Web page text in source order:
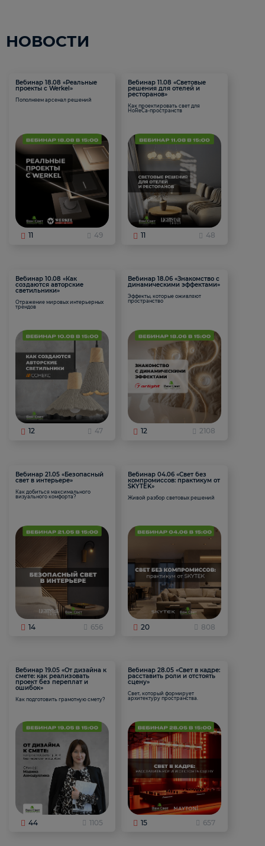
НОВОСТИ
Вебинар 18.08 «Реальные
проекты с Werkel»
Пополняем арсенал решений
11 49
Вебинар 11.08 «Световые
решения для отелей и
ресторанов»
Как проектировать свет для
HoReCa-пространств
11 48
Вебинар 10.08 «Как
создаются авторские
светильники»
Отражение мировых интерьерных
трендов
12 47
Вебинар 18.06 «Знакомство с
динамическими эффектами»
Эффекты, которые оживляют
пространство
12 2108
Вебинар 21.05 «Безопасный
свет в интерьере»
Как добиться максимального
визуального комфорта?
14 656
Вебинар 04.06 «Свет без
компромиссов: практикум от
SKYTEK»
Живой разбор световых решений
20 808
Вебинар 19.05 «От дизайна к
смете: как реализовать
проект без переплат и
ошибок»
Как подготовить грамотную смету?
44 1105
Вебинар 28.05 «Свет в кадре:
расставить роли и отстоять
сцену»
Свет, который формирует
архитектуру пространства.
15 657